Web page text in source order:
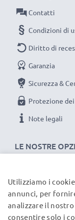
Ciascuna
le migliori
Ordina ora per
garanzia.
LE NOSTRE
Contatti
Condizioni di
Diritto di
Garanzia
Sicurezza &
Protezione
Note legali
I NOSTRI
Utilizziamo i
annunci, per
analizzare il
consentire solo i